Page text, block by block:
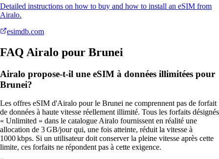
Detailed instructions on how to buy and how to install an eSIM from
Airalo.
esimdb.com
FAQ Airalo pour Brunei
Airalo propose-t-il une eSIM à données illimitées pour
Brunei?
Les offres eSIM d'Airalo pour le Brunei ne comprennent pas de forfait
de données à haute vitesse réellement illimité. Tous les forfaits désignés
« Unlimited » dans le catalogue Airalo fournissent en réalité une
allocation de 3 GB/jour qui, une fois atteinte, réduit la vitesse à
1000 kbps. Si un utilisateur doit conserver la pleine vitesse après cette
limite, ces forfaits ne répondent pas à cette exigence.